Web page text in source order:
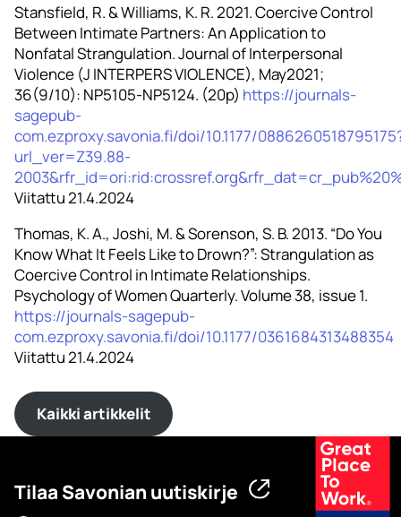
Stansfield, R. & Williams, K. R. 2021. Coercive Control
Between Intimate Partners: An Application to
Nonfatal Strangulation. Journal of Interpersonal
Violence (J INTERPERS VIOLENCE), May2021;
36(9/10): NP5105-NP5124. (20p) https://journals-
sagepub-
com.ezproxy.savonia.fi/doi/10.1177/
url_ver=Z39.88-
Viitattu 21.4.2024
Thomas, K. A., Joshi, M. & Sorenson, S. B. 2013. “Do You
Know What It Feels Like to Drown?”: Strangulation as
Coercive Control in Intimate Relationships.
Psychology of Women Quarterly. Volume 38, issue 1.
https://journals-sagepub-
com.ezproxy.savonia.fi/doi/10.1177/0361684313488354
Viitattu 21.4.2024
Kaikki artikkelit
Tilaa Savonian uutiskirje